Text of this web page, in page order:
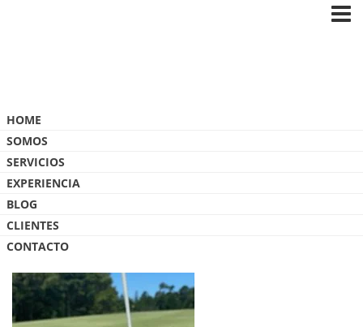
HOME
SOMOS
SERVICIOS
EXPERIENCIA
BLOG
CLIENTES
CONTACTO
IMG_4989
14 ABRIL, 2024